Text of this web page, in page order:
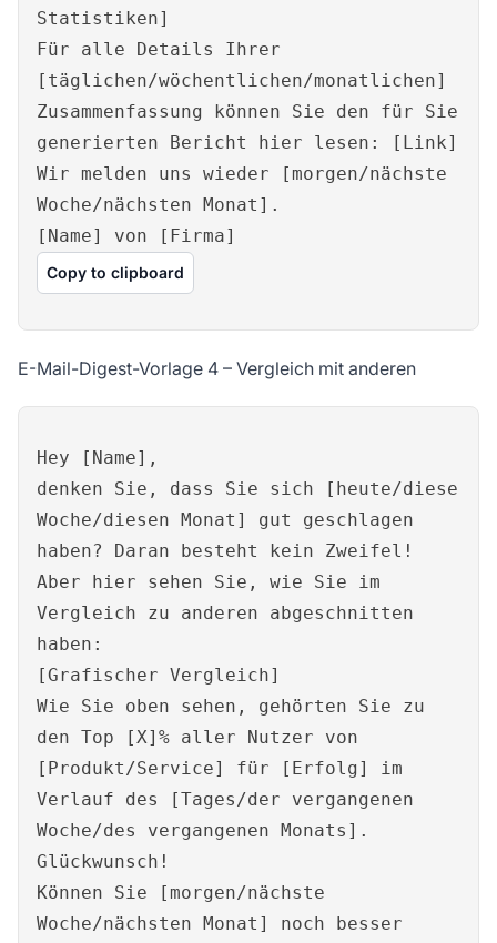
Statistiken]
Für alle Details Ihrer
[täglichen/wöchentlichen/monatlichen]
Zusammenfassung können Sie den für Sie
generierten Bericht hier lesen: [Link]
Wir melden uns wieder [morgen/nächste
Woche/nächsten Monat].
[Name] von [Firma]
Copy to clipboard
E-Mail-Digest-Vorlage 4 – Vergleich mit anderen
Hey [Name],
denken Sie, dass Sie sich [heute/diese
Woche/diesen Monat] gut geschlagen
haben? Daran besteht kein Zweifel!
Aber hier sehen Sie, wie Sie im
Vergleich zu anderen abgeschnitten
haben:
[Grafischer Vergleich]
Wie Sie oben sehen, gehörten Sie zu
den Top [X]% aller Nutzer von
[Produkt/Service] für [Erfolg] im
Verlauf des [Tages/der vergangenen
Woche/des vergangenen Monats].
Glückwunsch!
Können Sie [morgen/nächste
Woche/nächsten Monat] noch besser